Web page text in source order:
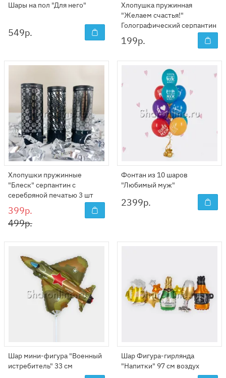
Шары на пол "Для него"
549р.
Хлопушка пружинная
"Желаем счастья!"
Голографический серпантин
11 см
199р.
Хлопушки пружинные
"Блеск" серпантин с
серебряной печатью 3 шт
399р.
499р.
Фонтан из 10 шаров
"Любимый муж"
2399р.
Шар мини-фигура "Военный
истребитель" 33 см
Шар Фигура-гирлянда
"Напитки" 97 см воздух